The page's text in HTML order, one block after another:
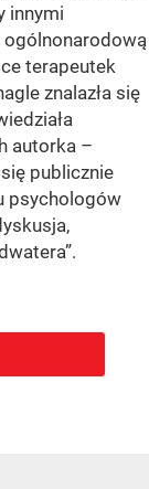
innymi
ogólnonarodową
terapeutek
znalazła się
autorka –
publicznie
psychologów